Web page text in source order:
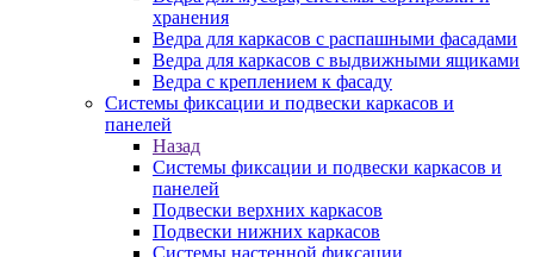
хранения
Ведра для каркасов с распашными фасадами
Ведра для каркасов с выдвижными ящиками
Ведра с креплением к фасаду
Системы фиксации и подвески каркасов и
панелей
Назад
Системы фиксации и подвески каркасов и
панелей
Подвески верхних каркасов
Подвески нижних каркасов
Системы настенной фиксации